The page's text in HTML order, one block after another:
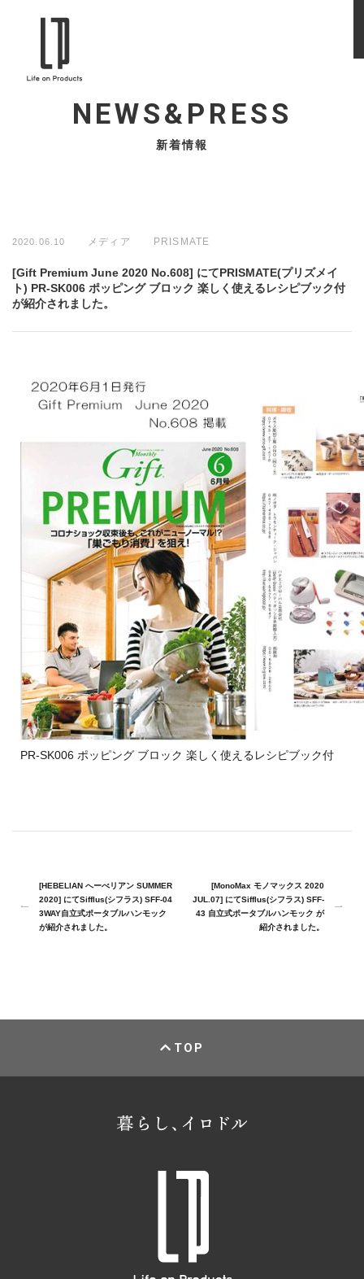
NEWS&PRESS
新着情報
2020.06.10 メディア PRISMATE
[Gift Premium June 2020 No.608] にてPRISMATE(プリズメイ
ト) PR-SK006 ポッピング ブロック 楽しく使えるレシピブック付
が紹介されました。
PR-SK006 ポッピング ブロック 楽しく使えるレシピブック付
[HEBELIAN へーべリアン SUMMER
2020] にてSifflus(シフラス) SFF-04
3WAY自立式ポータブルハンモック
が紹介されました。
[MonoMax モノマックス 2020
JUL.07] にてSifflus(シフラス) SFF-
43 自立式ポータブルハンモック が
紹介されました。
TOP